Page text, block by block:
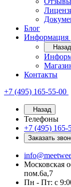
Блог
Информация
Назад
Контакты
+7 (495) 165-55-00
Назад
Телефоны
+7 (495) 165-
Заказать
Московская
пом.6а,7
Пн - Пт: с